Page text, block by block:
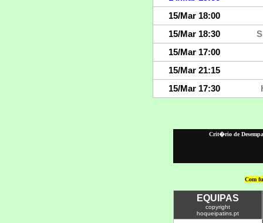
Crit�rio de
Com